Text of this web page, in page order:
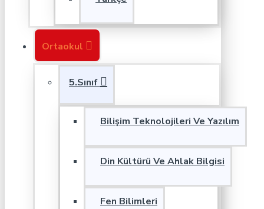
Ortaokul
5.Sınıf
Bilişim Teknolojileri Ve Yazılım
Din Kültürü Ve Ahlak Bilgisi
Fen Bilimleri